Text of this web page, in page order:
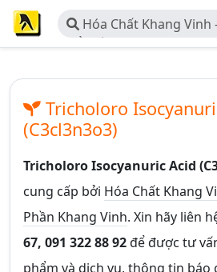
Hóa Chất Khang Vinh
Cổ Phần Khang Vinh
Tricholoro
(c3cl3n3o3)
Tricholoro Isocyanuric Acid
cung cấp bởi Hóa Chất Khang
Phần Khang Vinh. Xin hãy liên
67, 091 322 88 92để được tư
phẩm và dịch vụ, thông tin báo